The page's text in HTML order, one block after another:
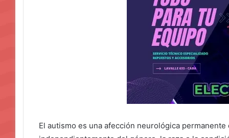
El autismo es una afección neurológica